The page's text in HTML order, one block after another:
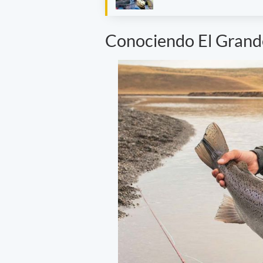
Conociendo El